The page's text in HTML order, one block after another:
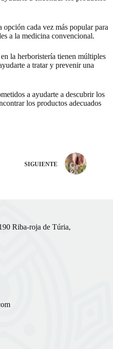
opción cada vez más popular para
a la medicina convencional.
la herboristería tienen múltiples
a tratar y prevenir una
a ayudarte a descubrir los
los productos adecuados
SIGUIENTE
Riba-roja de Túria,